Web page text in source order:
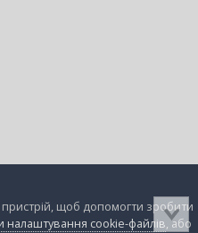
щоб допомогти зробити
налаштування cookie-файлів, або